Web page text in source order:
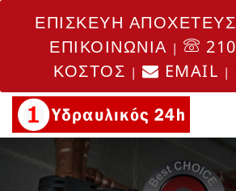
ΕΠΙΣΚΕΥΗ
ΕΠΙΚΟΙΝΩΝΙΑ |
ΚΟΣΤΟΣ | EMAIL |